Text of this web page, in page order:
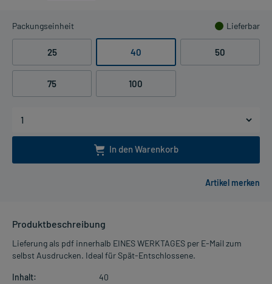
Packungseinheit Lieferbar
25 40 50
75 100
In den Warenkorb
Produktbeschreibung
Lieferung als pdf innerhalb EINES WERKTAGES per E-Mail zum
selbst Ausdrucken. Ideal für Spät-Entschlossene.
Inhalt:
40